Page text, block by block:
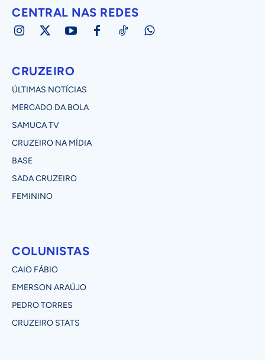
CENTRAL NAS REDES
CRUZEIRO
ÚLTIMAS NOTÍCIAS
MERCADO DA BOLA
SAMUCA TV
CRUZEIRO NA MÍDIA
BASE
SADA CRUZEIRO
FEMININO
COLUNISTAS
CAIO FÁBIO
EMERSON ARAÚJO
PEDRO TORRES
CRUZEIRO STATS